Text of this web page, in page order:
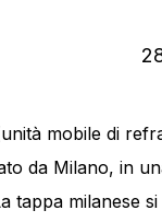
mobile di
da Milano, in
tappa milanese